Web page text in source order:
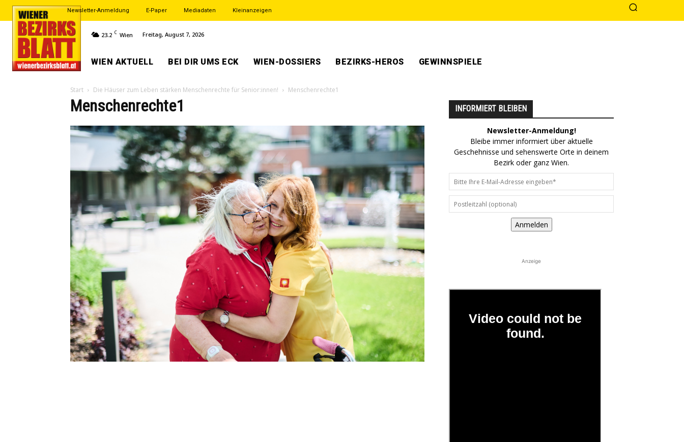
Newsletter-Anmeldung E-Paper Mediadaten Kleinanzeigen
23.2 C Wien Freitag, August 7, 2026
WIEN AKTUELL BEI DIR UMS ECK WIEN-DOSSIERS BEZIRKS-HEROS GEWINNSPIELE
Start Die Häuser zum Leben stärken Menschenrechte für Senior:innen! Menschenrechte1
Menschenrechte1 INFORMIERT BLEIBEN
Newsletter-Anmeldung!
Bleibe immer informiert über aktuelle
Geschehnisse und sehenswerte Orte in deinem
Bezirk oder ganz Wien.
Anmelden
Anzeige